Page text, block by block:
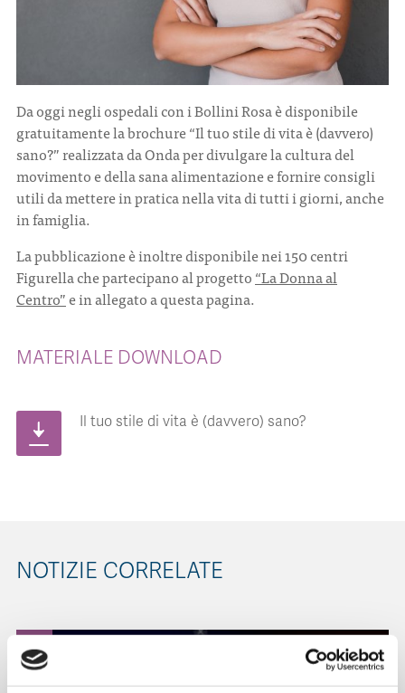
Da oggi negli ospedali con i Bollini Rosa è disponibile
gratuitamente la brochure “Il tuo stile di vita è (davvero)
sano?” realizzata da Onda per divulgare la cultura del
movimento e della sana alimentazione e fornire consigli
utili da mettere in pratica nella vita di tutti i giorni, anche
in famiglia.
La pubblicazione è inoltre disponibile nei 150 centri
Figurella che partecipano al progetto“La Donna al
Centro”e in allegato a questa pagina.
MATERIALE DOWNLOAD
Il tuo stile di vita è (davvero) sano?
NOTIZIE CORRELATE